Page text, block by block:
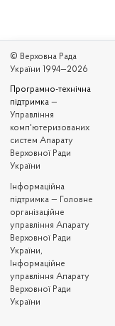
© Верховна Рада
України 1994—2026
Програмно-технічна
підтримка —
Управління
комп'ютеризованих
систем Апарату
Верховної Ради
України
Iнформаційна
підтримка — Головне
організаційне
управління Апарату
Верховної Ради
України,
Інформаційне
управління Апарату
Верховної Ради
України